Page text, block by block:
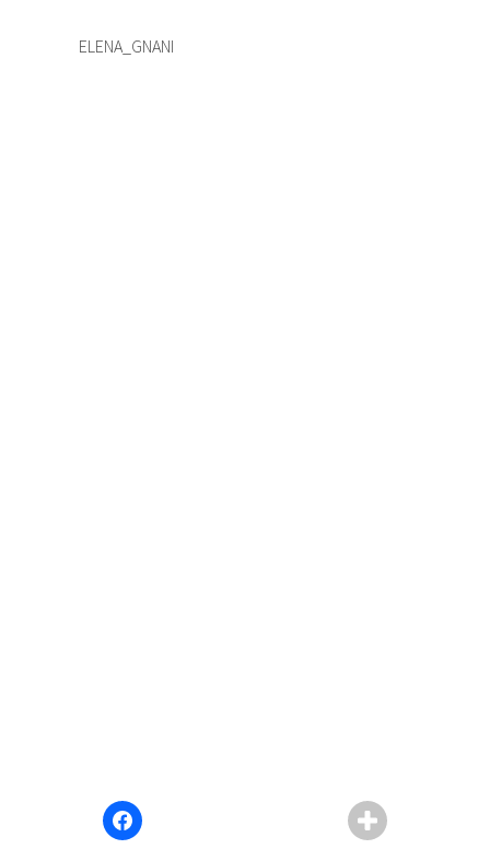
ELENA_GNANI